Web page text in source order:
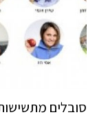
סובלים